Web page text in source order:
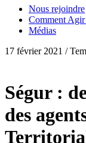
Nous rejoindre
Comment Agir
Médias
17 février 2021 /
Ségur :
des